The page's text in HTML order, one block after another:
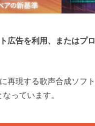
広告を利用、またはプ
再現する歌声合成ソフ
っています。